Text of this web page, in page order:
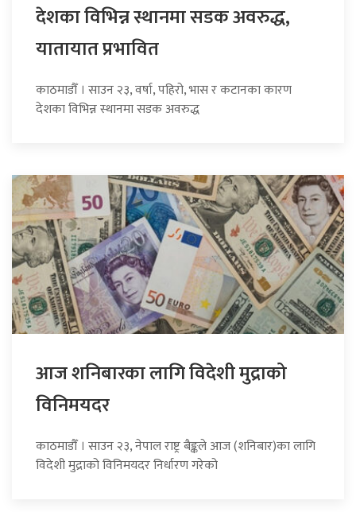
देशका विभिन्न स्थानमा सडक अवरुद्ध,
यातायात प्रभावित
काठमाडौँ । साउन २३, वर्षा, पहिरो, भास र कटानका कारण
देशका विभिन्न स्थानमा सडक अवरुद्ध
आज शनिबारका लागि विदेशी मुद्राको
विनिमयदर
काठमाडौँ । साउन २३, नेपाल राष्ट्र बैङ्कले आज (शनिबार)का लागि
विदेशी मुद्राको विनिमयदर निर्धारण गरेको